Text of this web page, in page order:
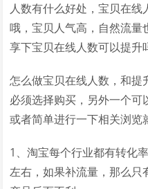
人数有什么好处，宝贝在
哦，宝贝人气高，自然流量
享下宝贝在线人数可以提升
怎么做宝贝在线人数，和提
必须选择购买，另外一个可
或者简单进行一下相关浏览
1、淘宝每个行业都有转化
左右，如果补流量，那么只